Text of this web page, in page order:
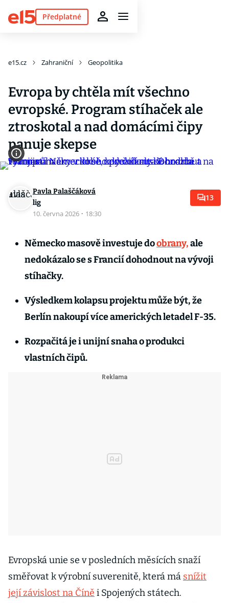
Předplatné
e15.cz Zahraniční Geopolitika
Evropa by chtěla mít všechno
evropské. Program stíhaček ale
ztroskotal a nad domácími čipy
panuje skepse
Pavla Palaščáková
lig
10. června 2026 · 18:30
13
Německo masově investuje doobrany,ale
nedokázalo se s Francií dohodnout na vývoji
stíhačky.
Výsledkem kolapsu projektu může být, že
Berlín nakoupí více amerických letadel F-35.
Rozpačitá je i unijní snaha o produkci
vlastních čipů.
Evropská unie se v posledních měsících snaží
směřovat k výrobní suverenitě, která má snížit
její závislost na Číně i Spojených státech.